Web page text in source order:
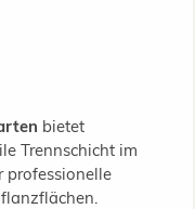
bietet
Trennschicht im
professionelle